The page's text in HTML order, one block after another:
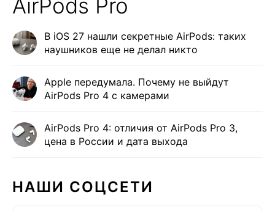
AirPods Pro
В iOS 27 нашли секретные AirPods: таких
наушников еще не делал никто
Apple передумала. Почему не выйдут
AirPods Pro 4 с камерами
AirPods Pro 4: отличия от AirPods Pro 3,
цена в России и дата выхода
НАШИ СОЦСЕТИ